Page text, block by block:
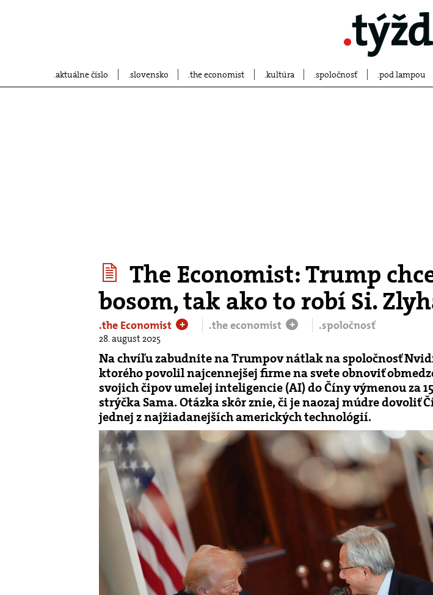
aktuálne číslo slovensko the economist kultúra spoločnosť pod lampou
The Economist: Trump
bosom, tak ako to robí Si.
.the Economist + .the economist + .spoločnosť
28. august 2025
Na chvíľu zabudnite na Trumpov nátlak na spoločnosť
ktorého povolil najcennejšej firme na svete obnoviť
svojich čipov umelej inteligencie (AI) do Číny výmenou za
strýčka Sama. Otázka skôr znie, či je naozaj múdre dovoliť
jednej z najžiadanejších amerických technológií.